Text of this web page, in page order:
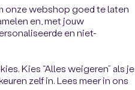
onze webshop goed te laten
en, met jouw
en niet-
Kies “Alles weigeren” als je
zelf in. Lees meer in ons